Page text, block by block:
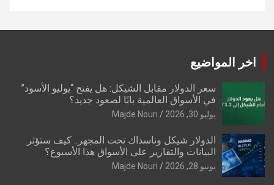
اخر المواضيع
سعر الدولار مقابل الشيكل: هل يفتح “يوليو الأسود”
في الأسواق العالمية بابًا لصعود جديد؟
يوليو 30, 2026 Majde Nouri
الدولار شيكل وناسداك تحت المجهر.. كيف ستؤثر
البيانات والتقارير على الأسواق هذا الأسبوع؟
يونيو 28, 2026 Majde Nouri